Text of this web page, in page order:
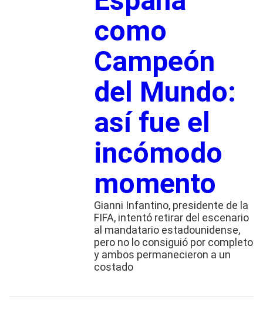
como
Campeón
del Mundo:
así fue el
incómodo
momento
Gianni Infantino, presidente de la
FIFA, intentó retirar del escenario
al mandatario estadounidense,
pero no lo consiguió por completo
y ambos permanecieron a un
costado